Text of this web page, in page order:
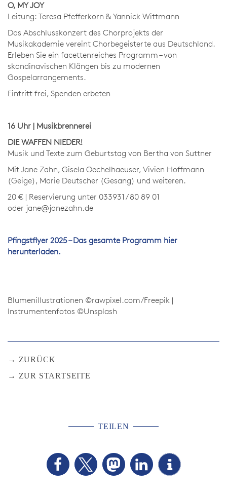
O, MY JOY
Leitung: Teresa Pfefferkorn & Yannick Wittmann
Das Abschlusskonzert des Chorprojekts der
Musikakademie vereint Chorbegeisterte aus Deutschland.
Erleben Sie ein facettenreiches Programm – von
skandinavischen Klängen bis zu modernen
Gospelarrangements.
Eintritt frei, Spenden erbeten
16 Uhr | Musikbrennerei
DIE WAFFEN NIEDER!
Musik und Texte zum Geburtstag von Bertha von Suttner
Mit Jane Zahn, Gisela Oechelhaeuser, Vivien Hoffmann
(Geige), Marie Deutscher (Gesang) und weiteren.
20 € | Reservierung unter 033931 / 80 89 01
oder jane@janezahn.de
Pfingstflyer 2025 – Das gesamte Programm hier
herunterladen.
Blumenillustrationen ©rawpixel.com/Freepik |
Instrumentenfotos ©Unsplash
ZURÜCK
ZUR STARTSEITE
TEILEN